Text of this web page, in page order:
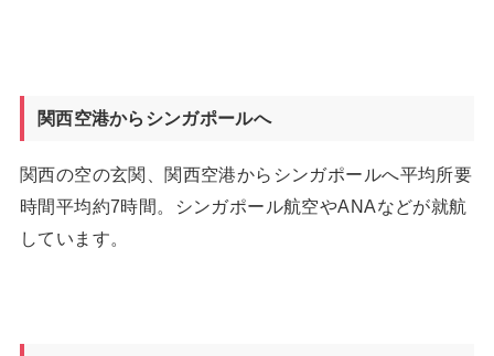
関西空港からシンガポールへ
関西の空の玄関、関西空港からシンガポールへ平均所要
時間平均約7時間。シンガポール航空やANAなどが就航
しています。